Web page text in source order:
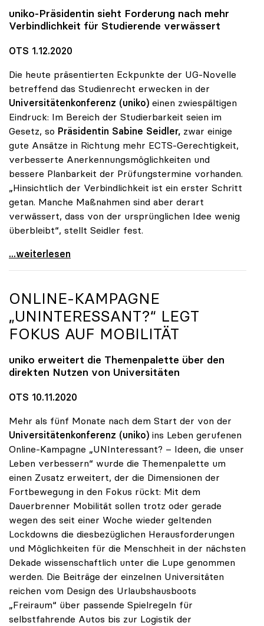
uniko-Präsidentin sieht Forderung nach mehr
Verbindlichkeit für Studierende verwässert
OTS 1.12.2020
Die heute präsentierten Eckpunkte der UG-Novelle
betreffend das Studienrecht erwecken in der
Universitätenkonferenz (uniko) einen zwiespältigen
Eindruck: Im Bereich der Studierbarkeit seien im
Gesetz, so Präsidentin Sabine Seidler, zwar einige
gute Ansätze in Richtung mehr ECTS-Gerechtigkeit,
verbesserte Anerkennungsmöglichkeiten und
bessere Planbarkeit der Prüfungstermine vorhanden.
„Hinsichtlich der Verbindlichkeit ist ein erster Schritt
getan. Manche Maßnahmen sind aber derart
verwässert, dass von der ursprünglichen Idee wenig
überbleibt“, stellt Seidler fest.
Seidler zu Studienrecht: Erste Schritte sind getan
...weiterlesen
ONLINE-KAMPAGNE
„UNINTERESSANT?“ LEGT
FOKUS AUF MOBILITÄT
uniko erweitert die Themenpalette über den
direkten Nutzen von Universitäten
OTS 10.11.2020
Mehr als fünf Monate nach dem Start der von der
Universitätenkonferenz (uniko) ins Leben gerufenen
Online-Kampagne „UNInteressant? – Ideen, die unser
Leben verbessern“ wurde die Themenpalette um
einen Zusatz erweitert, der die Dimensionen der
Fortbewegung in den Fokus rückt: Mit dem
Dauerbrenner Mobilität sollen trotz oder gerade
wegen des seit einer Woche wieder geltenden
Lockdowns die diesbezüglichen Herausforderungen
und Möglichkeiten für die Menschheit in der nächsten
Dekade wissenschaftlich unter die Lupe genommen
werden. Die Beiträge der einzelnen Universitäten
reichen vom Design des Urlaubshausboots
„Freiraum“ über passende Spielregeln für
selbstfahrende Autos bis zur Logistik der